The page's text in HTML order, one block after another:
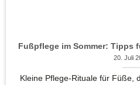
Fußpflege im Sommer: Tipps
20. Juli
Kleine Pflege-Rituale für Füße,